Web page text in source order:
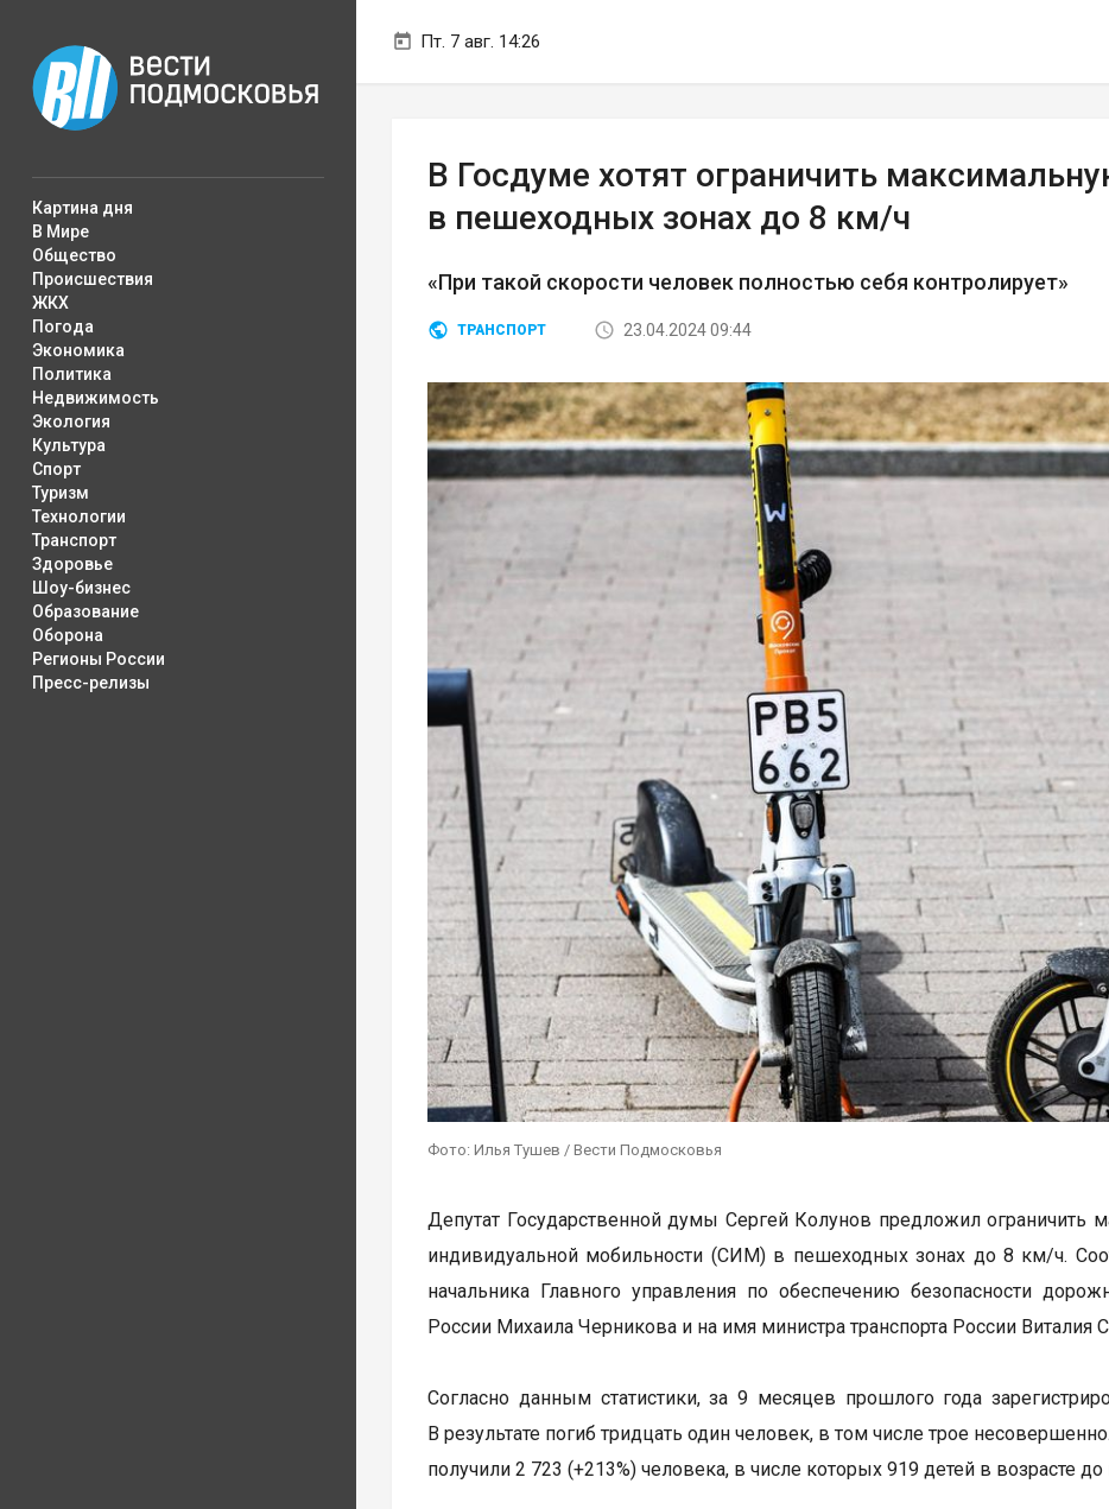
Пт. 7 авг. 14:26
Картина дня
В Мире
Общество
Происшествия
ЖКХ
Погода
Экономика
Политика
Недвижимость
Экология
Культура
Спорт
Туризм
Технологии
Транспорт
Здоровье
Шоу-бизнес
Образование
Оборона
Регионы России
Пресс-релизы
В Госдуме хотят ограничить
в пешеходных зонах до 8 км/ч
«При такой скорости человек полностью себя контролирует»
ТРАНСПОРТ 23.04.2024 09:44
Фото: Илья Тушев / Вести Подмосковья
Депутат Государственной думы Сергей Колунов предложил ограничить
индивидуальной мобильности (СИМ) в пешеходных зонах до 8 км/ч.
начальника Главного управления по обеспечению безопасности
России Михаила Черникова и на имя министра транспорта России Виталия
Согласно данным статистики, за 9 месяцев прошлого года
В результате погиб тридцать один человек, в том числе трое
получили 2 723 (+213%) человека, в числе которых 919 детей в возрасте